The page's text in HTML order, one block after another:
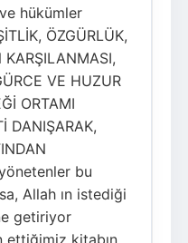
hükümler
ÖZGÜRLÜK,
KARŞILANMASI,
VE HUZUR
ORTAMI
DANIŞARAK,
bu
Allah ın istediği
getiriyor
ettiğimiz kitabın